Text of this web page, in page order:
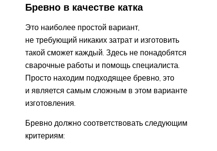
Бревно в качестве катка
Это наиболее простой вариант,
не требующий никаких затрат и изготовить
такой сможет каждый. Здесь не понадобятся
сварочные работы и помощь специалиста.
Просто находим подходящее бревно, это
и является самым сложным в этом варианте
изготовления.
Бревно должно соответствовать следующим
критериям: